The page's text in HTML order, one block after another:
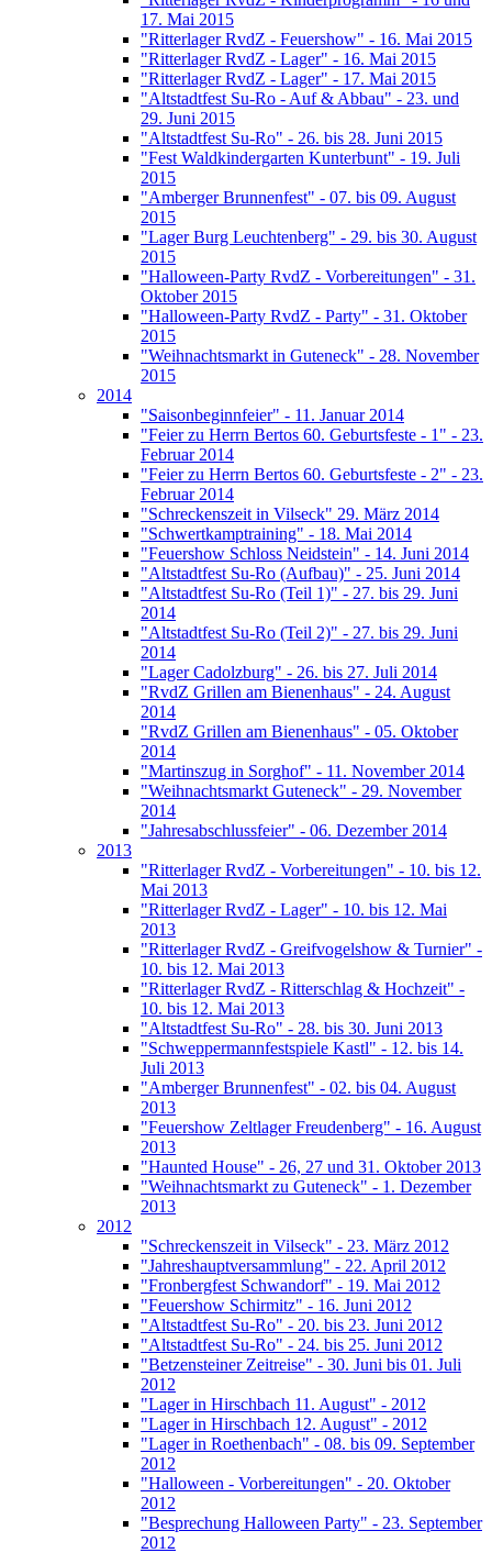
17. Mai 2015
"Ritterlager RvdZ - Feuershow" - 16. Mai 2015
"Ritterlager RvdZ - Lager" - 16. Mai 2015
"Ritterlager RvdZ - Lager" - 17. Mai 2015
"Altstadtfest Su-Ro - Auf & Abbau" - 23. und
29. Juni 2015
"Altstadtfest Su-Ro" - 26. bis 28. Juni 2015
"Fest Waldkindergarten Kunterbunt" - 19. Juli
2015
"Amberger Brunnenfest" - 07. bis 09. August
2015
"Lager Burg Leuchtenberg" - 29. bis 30. August
2015
"Halloween-Party RvdZ - Vorbereitungen" - 31.
Oktober 2015
"Halloween-Party RvdZ - Party" - 31. Oktober
2015
"Weihnachtsmarkt in Guteneck" - 28. November
2015
2014
"Saisonbeginnfeier" - 11. Januar 2014
"Feier zu Herrn Bertos 60. Geburtsfeste - 1" - 23.
Februar 2014
"Feier zu Herrn Bertos 60. Geburtsfeste - 2" - 23.
Februar 2014
"Schreckenszeit in Vilseck" 29. März 2014
"Schwertkamptraining" - 18. Mai 2014
"Feuershow Schloss Neidstein" - 14. Juni 2014
"Altstadtfest Su-Ro (Aufbau)" - 25. Juni 2014
"Altstadtfest Su-Ro (Teil 1)" - 27. bis 29. Juni
2014
"Altstadtfest Su-Ro (Teil 2)" - 27. bis 29. Juni
2014
"Lager Cadolzburg" - 26. bis 27. Juli 2014
"RvdZ Grillen am Bienenhaus" - 24. August
2014
"RvdZ Grillen am Bienenhaus" - 05. Oktober
2014
"Martinszug in Sorghof" - 11. November 2014
"Weihnachtsmarkt Guteneck" - 29. November
2014
"Jahresabschlussfeier" - 06. Dezember 2014
2013
"Ritterlager RvdZ - Vorbereitungen" - 10. bis 12.
Mai 2013
"Ritterlager RvdZ - Lager" - 10. bis 12. Mai
2013
"Ritterlager RvdZ - Greifvogelshow & Turnier" -
10. bis 12. Mai 2013
"Ritterlager RvdZ - Ritterschlag & Hochzeit" -
10. bis 12. Mai 2013
"Altstadtfest Su-Ro" - 28. bis 30. Juni 2013
"Schweppermannfestspiele Kastl" - 12. bis 14.
Juli 2013
"Amberger Brunnenfest" - 02. bis 04. August
2013
"Feuershow Zeltlager Freudenberg" - 16. August
2013
"Haunted House" - 26, 27 und 31. Oktober 2013
"Weihnachtsmarkt zu Guteneck" - 1. Dezember
2013
2012
"Schreckenszeit in Vilseck" - 23. März 2012
"Jahreshauptversammlung" - 22. April 2012
"Fronbergfest Schwandorf" - 19. Mai 2012
"Feuershow Schirmitz" - 16. Juni 2012
"Altstadtfest Su-Ro" - 20. bis 23. Juni 2012
"Altstadtfest Su-Ro" - 24. bis 25. Juni 2012
"Betzensteiner Zeitreise" - 30. Juni bis 01. Juli
2012
"Lager in Hirschbach 11. August" - 2012
"Lager in Hirschbach 12. August" - 2012
"Lager in Roethenbach" - 08. bis 09. September
2012
"Halloween - Vorbereitungen" - 20. Oktober
2012
"Besprechung Halloween Party" - 23. September
2012